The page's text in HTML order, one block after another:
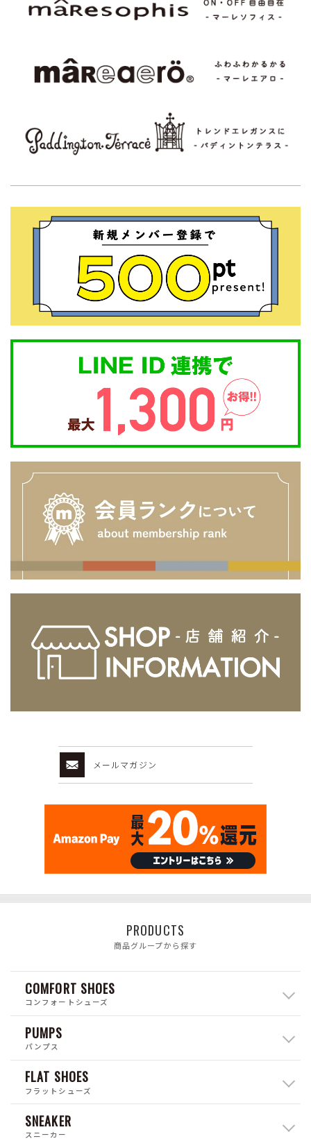
メールマガジン
PRODUCTS
商品グループから探す
COMFORT SHOES
コンフォートシューズ
PUMPS
パンプス
FLAT SHOES
フラットシューズ
SNEAKER
スニーカー